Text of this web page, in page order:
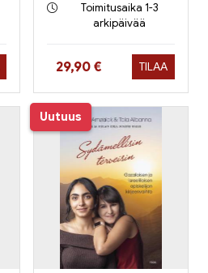
Toimitusaika 1-3
arkipäivää
Hinta nyt
29,90 € TILAA
Uutuus